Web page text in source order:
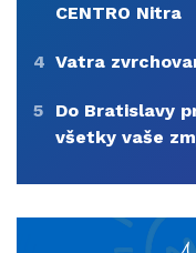
CENTRO Nitra
4 Vatra
5
Do Bratislavy
všetky vaše